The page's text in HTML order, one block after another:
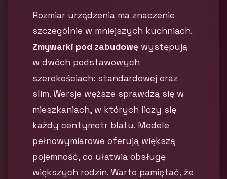
Rozmiar urządzenia ma znaczenie
szczególnie w mniejszych kuchniach.
Zmywarki pod zabudowę występują
w dwóch podstawowych
szerokościach: standardowej oraz
slim. Wersje węższe sprawdzą się w
mieszkaniach, w których liczy się
każdy centymetr blatu. Modele
pełnowymiarowe oferują większą
pojemność, co ułatwia obsługę
większych rodzin. Warto pamiętać, że